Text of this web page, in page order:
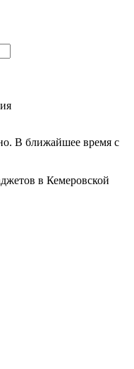
В ближайшее время с
в Кемеровской